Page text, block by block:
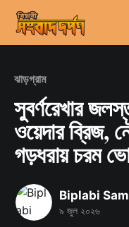
ঝাড়গ্রাম
সুবর্ণরেখার
ওয়েদার ব্রিজ,
গড়ধরায় চরম
Biplabi
৯ জুল ২০২৬